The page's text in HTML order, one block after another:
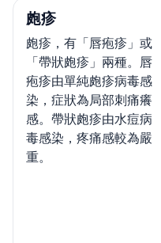
皰疹
皰疹，有「唇疱疹」或
「帶狀皰疹」兩種。唇
疱疹由單純皰疹病毒感
染，症狀為局部刺痛癢
感。帶狀皰疹由水痘病
毒感染，疼痛感較為嚴
重。